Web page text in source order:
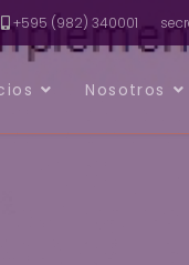
+595 (982) 340001
Nosotros